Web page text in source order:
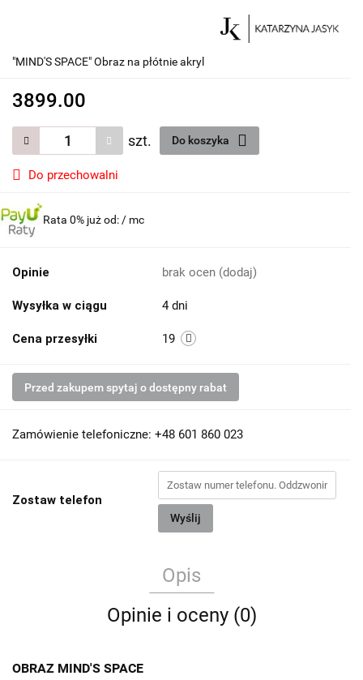
"MIND'S SPACE" Obraz na płótnie akryl
3899.00
szt. Do koszyka
Do przechowalni
Rata 0% już od:/ mc
Opinie brak ocen (dodaj)
Wysyłka w ciągu 4 dni
Cena przesyłki 19
Przed zakupem spytaj o dostępny rabat
Zamówienie telefoniczne: +48 601 860 023
Zostaw telefon
Wyślij
Opis
Opinie i oceny (0)
OBRAZ MIND'S SPACE